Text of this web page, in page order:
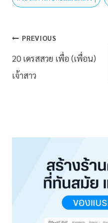
PREVIOUS
20 เดรสสวย เพื่อ (เพื่อน)
เจ้าสาว